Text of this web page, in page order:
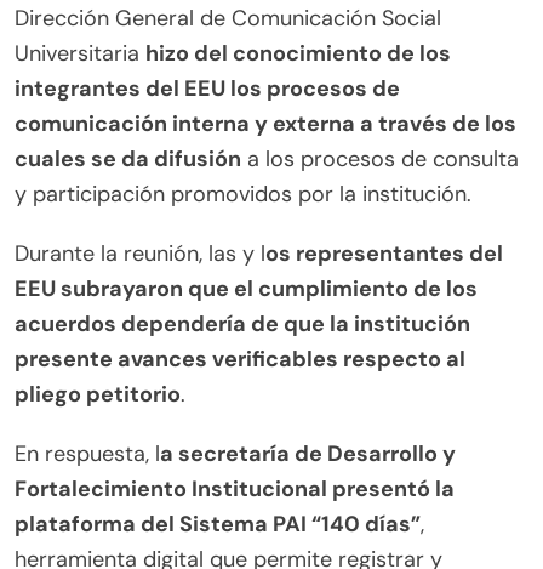
Dirección General de Comunicación Social
Universitaria hizo del conocimiento de los
integrantes del EEU los procesos de
comunicación interna y externa a través de los
cuales se da difusión a los procesos de consulta
y participación promovidos por la institución.
Durante la reunión, las y los representantes del
EEU subrayaron que el cumplimiento de los
acuerdos dependería de que la institución
presente avances verificables respecto al
pliego petitorio.
En respuesta, la secretaría de Desarrollo y
Fortalecimiento Institucional presentó la
plataforma del Sistema PAI “140 días”,
herramienta digital que permite registrar y